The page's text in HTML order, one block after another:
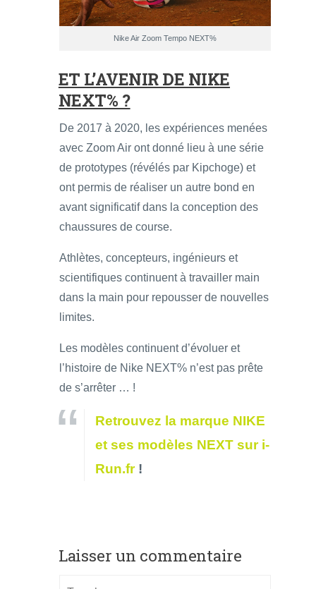
Nike Air Zoom Tempo NEXT%
ET L’AVENIR DE NIKE
NEXT% ?
De 2017 à 2020, les expériences menées
avec Zoom Air ont donné lieu à une série
de prototypes (révélés par Kipchoge) et
ont permis de réaliser un autre bond en
avant significatif dans la conception des
chaussures de course.
Athlètes, concepteurs, ingénieurs et
scientifiques continuent à travailler main
dans la main pour repousser de nouvelles
limites.
Les modèles continuent d’évoluer et
l’histoire de Nike NEXT% n’est pas prête
de s’arrêter … !
Retrouvez la marque NIKE
et ses modèles NEXT sur i-
Run.fr!
Laisser un commentaire